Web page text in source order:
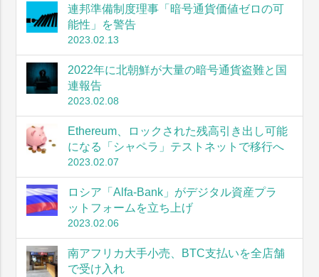
連邦準備制度理事「暗号通貨価値ゼロの可
能性」を警告
2023.02.13
2022年に北朝鮮が大量の暗号通貨盗難と国
連報告
2023.02.08
Ethereum、ロックされた残高引き出し可能
になる「シャペラ」テストネットで移行へ
2023.02.07
ロシア「Alfa-Bank」がデジタル資産プラ
ットフォームを立ち上げ
2023.02.06
南アフリカ大手小売、BTC支払いを全店舗
で受け入れ